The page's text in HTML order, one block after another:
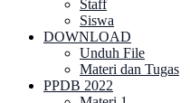
Staff
Siswa
DOWNLOAD
Unduh File
Materi dan Tugas
PPDB 2022